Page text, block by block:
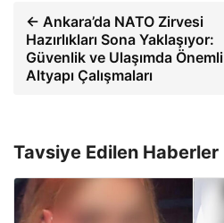
← Ankara’da NATO Zirvesi
Hazırlıkları Sona Yaklaşıyor:
Güvenlik ve Ulaşımda Önemli
Altyapı Çalışmaları
Tavsiye Edilen Haberler